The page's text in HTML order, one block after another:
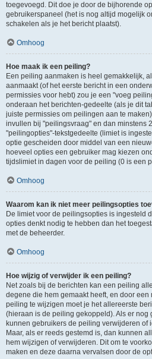
toegevoegd. Dit doe je door de bijhorende
gebruikerspaneel (het is nog altijd mogelijk
schakelen als je het bericht plaatst).
Omhoog
Hoe maak ik een peiling?
Een peiling aanmaken is heel gemakkelijk,
aanmaakt (of het eerste bericht in een
permissies voor hebt) zou je een "voeg
onderaan het berichten-gedeelte (als je dit
juiste permissies om peilingen aan te
invullen bij "peilingsvraag" en dan minstens
"peilingopties"-tekstgedeelte (limiet is
optie gescheiden door middel van een
hoeveel opties een gebruiker mag kiezen
tijdslimiet in dagen voor de peiling (0 is een
Omhoog
Waarom kan ik niet meer peilingsopties
De limiet voor de peilingsopties is ingesteld
opties denkt nodig te hebben dan het
met de beheerder.
Omhoog
Hoe wijzig of verwijder ik een peiling?
Net zoals bij de berichten kan een peiling
degene die hem gemaakt heeft, en door een
peiling te wijzigen moet je het allereerste
(hieraan is de peiling gekoppeld). Als er nog
kunnen gebruikers de peiling verwijderen
Maar, als er reeds gestemd is, dan kunnen
hem wijzigen of verwijderen. Dit om te
maken en deze daarna vervalsen door de